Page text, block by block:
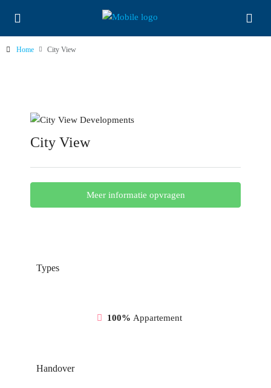
Home City View
City View
Meer informatie opvragen
Types
100% Appartement
Handover